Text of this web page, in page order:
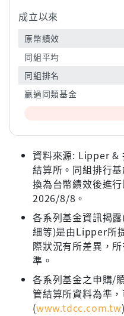
成立以來
原幣績效
同組平均
同組排名
贏過同類基金
資料來源: Lipper &
結算所。同組排行
換為台幣績效後進
2026/8/8。
各系列基金資訊揭
細等)是由Lipper所
際狀況有所差異，
準。
各系列基金之申購/
管結算所資料為準
(www.tdcc.com.tw